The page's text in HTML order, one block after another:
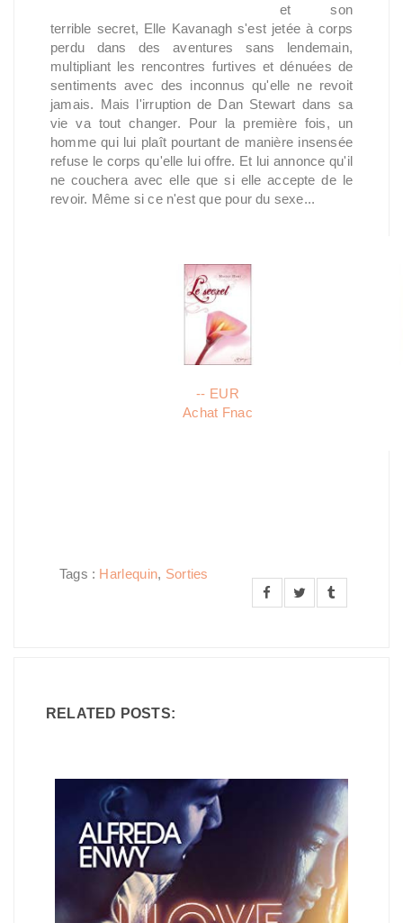
et son
terrible secret, Elle Kavanagh s'est jetée à corps
perdu dans des aventures sans lendemain,
multipliant les rencontres furtives et dénuées de
sentiments avec des inconnus qu'elle ne revoit
jamais. Mais l'irruption de Dan Stewart dans sa
vie va tout changer. Pour la première fois, un
homme qui lui plaît pourtant de manière insensée
refuse le corps qu'elle lui offre. Et lui annonce qu'il
ne couchera avec elle que si elle accepte de le
revoir. Même si ce n'est que pour du sexe...
-- EUR
Achat Fnac
Tags : Harlequin, Sorties
RELATED POSTS: